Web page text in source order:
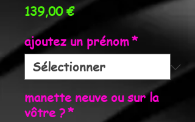
139,00 €Prix
ajoutez un prénom*
manette neuve ou sur la
vôtre ?*